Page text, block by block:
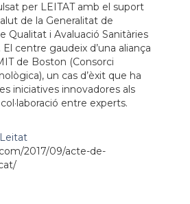
per LEITAT amb el suport
de la Generalitat de
Qualitat i Avaluació Sanitàries
centre gaudeix d’una aliança
de Boston (Consorci
un cas d’èxit que ha
iniciatives innovadores als
entre experts.
Leitat
2017/09/acte-de-